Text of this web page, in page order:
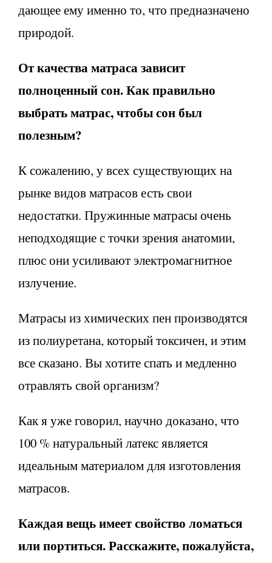
дающее ему именно то, что предназначено
природой.
От качества матраса зависит
полноценный сон. Как правильно
выбрать матрас, чтобы сон был
полезным?
К сожалению, у всех существующих на
рынке видов матрасов есть свои
недостатки. Пружинные матрасы очень
неподходящие с точки зрения анатомии,
плюс они усиливают электромагнитное
излучение.
Матрасы из химических пен производятся
из полиуретана, который токсичен, и этим
все сказано. Вы хотите спать и медленно
отравлять свой организм?
Как я уже говорил, научно доказано, что
100 % натуральный латекс является
идеальным материалом для изготовления
матрасов.
Каждая вещь имеет свойство ломаться
или портиться. Расскажите, пожалуйста,